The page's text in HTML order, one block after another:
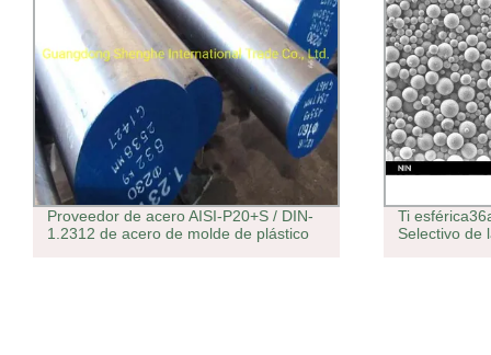
Proveedor de acero AISI-P20+S / DIN-
1.2312 de acero de molde de plástico
Ti
Selectivo de